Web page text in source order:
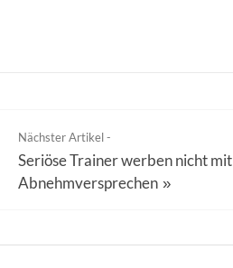
Nächster Artikel -
Seriöse Trainer werben nicht mit
Abnehmversprechen »